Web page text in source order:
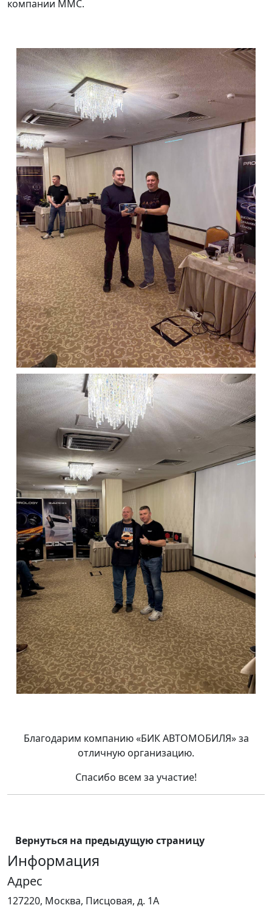
компании ММС.
Благодарим компанию «БИК АВТОМОБИЛЯ» за
отличную организацию.
Спасибо всем за участие!
Вернуться на предыдущую страницу
Информация
Адрес
127220, Москва, Писцовая, д. 1А